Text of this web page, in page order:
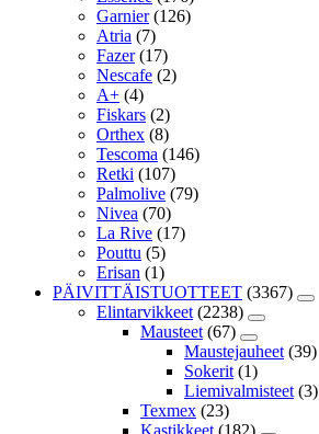
Garnier (126)
Atria (7)
Fazer (17)
Nescafe (2)
A+ (4)
Fiskars (2)
Orthex (8)
Tescoma (146)
Retki (107)
Palmolive (79)
Nivea (70)
La Rive (17)
Pouttu (5)
Erisan (1)
PÄIVITTÄISTUOTTEET (3367)
Elintarvikkeet (2238)
Mausteet (67)
Maustejauheet (39)
Sokerit (1)
Liemivalmisteet (3)
Texmex (23)